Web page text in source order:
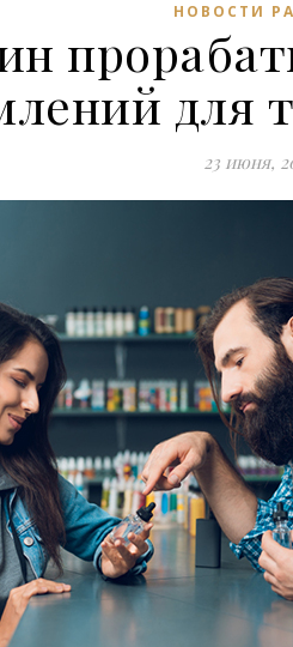
НОВОСТИ
для
23 июня,